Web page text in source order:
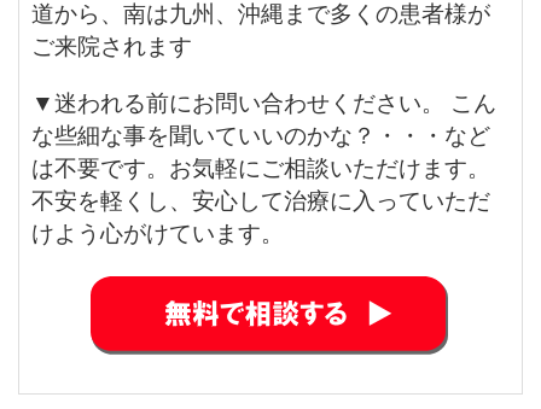
道から、南は九州、沖縄まで多くの患者様が
ご来院されます
▼迷われる前にお問い合わせください。 こん
な些細な事を聞いていいのかな？・・・など
は不要です。お気軽にご相談いただけます。
不安を軽くし、安心して治療に入っていただ
けよう心がけています。